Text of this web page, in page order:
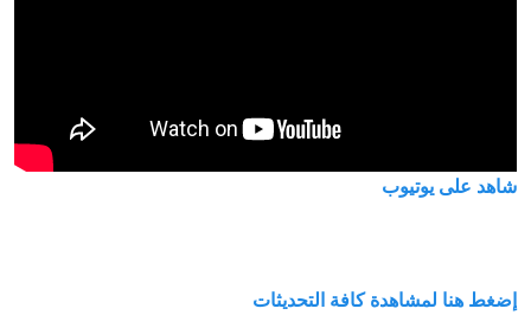
شاهد على يوتيوب
إضغط هنا لمشاهدة كافة التحديثات